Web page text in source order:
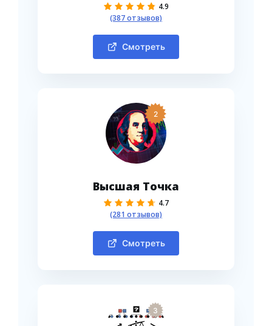
4.9
(387 отзывов)
Смотреть
2
Высшая Точка
4.7
(281 отзывов)
Смотреть
3